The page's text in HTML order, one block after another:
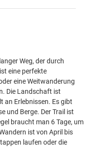
Weg, der durch
eine perfekte
eine Weitwanderung
Die Landschaft ist
an Erlebnissen. Es gibt
und Berge. Der Trail ist
braucht man 6 Tage, um
ist von April bis
laufen oder die